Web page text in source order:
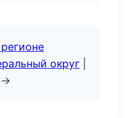
округ
→